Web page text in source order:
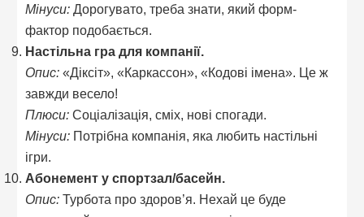
Мінуси: Дорогувато, треба знати, який форм-
фактор подобається.
Настільна гра для компанії.
Опис: «Діксіт», «Каркассон», «Кодові імена». Це ж
завжди весело!
Плюси: Соціалізація, сміх, нові спогади.
Мінуси: Потрібна компанія, яка любить настільні
ігри.
Абонемент у спортзал/басейн.
Опис: Турбота про здоров’я. Нехай це буде